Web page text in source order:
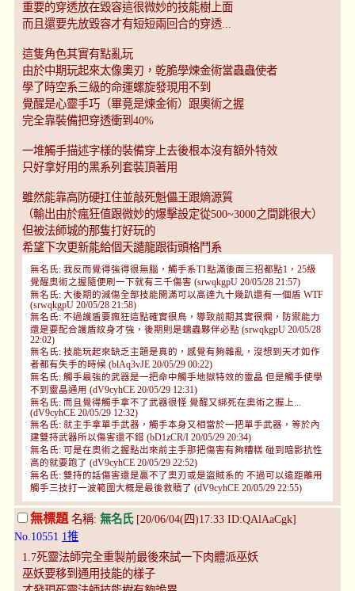
重要的穿透放在毀容這很微妙的技能樹上面
而且還要先放毀容才有短短兩回合的穿透...
這隻角色其實有點亂玩
由於中期玩起來太像奧刃，乾脆學煉金術當蟲蟲使者
學了時空系三級的命運螺旋發現用不到
覺醒是心靈手巧（畢竟是煉金術）跟奧術之握
完全靠裝備把穿透衝到40%
一堆觸手描述字樣的裝備穿上去後根本沒有額外特效
只好拿好用的黑系列套裝頂著用
雖然能靠高防硬扛住並敲死魁儡王跟熵源質
（輸出由於瘋狂值跟微妙的爆擊設定從500~3000之間跳很大）
但被法師城的那隻打好玩的
希望下次更新能給個天譴龍跟街頭格鬥系
無名氏: 我反而覺得強得很無腦，觸手系T1點滿後面三招都點1，25級
覺醒奧術之握隨便刷一下就有三千傷害 (srwqkgpU 20/05/28 21:57)
無名氏: 大後期的減傷全部技能開滿可以高達九十幾趴還有一個盾 WTF
(srwqkgpU 20/05/28 21:58)
無名氏: 不過護盾要瘋狂這點確實很鳥，導致前期其實很爛，防禦能力
還是要配合護盾紋身才強，後期則是蠕蟲夥伴必點 (srwqkgpU 20/05/28
22:02)
無名氏: 技能玩起來缺乏主題是真的，感覺有夠雜亂，沒想到天才如作
者都有失手的時候 (blAq3vJE 20/05/29 00:22)
無名氏: 觸手最強的武器是一把命中觸手地獄特效的靈晶 但是觸手使學
不到靈晶通用 (dV9cyhCE 20/05/29 12:31)
無名氏: 而且覺得觸手拿不了武器很怪 覺醒又綁死在奧術之握上...
(dV9cyhCE 20/05/29 12:32)
無名氏: 就主手拿單手武器，觸手本身又相當於一把單手武器，等於內
建雙持武器所以傷害還不錯 (bD1zCR/I 20/05/29 20:34)
無名氏: 可是在奧術之握點出來前主手那把傷害有夠糟糕 碰到暗影抗性
高的就要跑了 (dV9cyhCE 20/05/29 22:52)
無名氏: 雙持的話傷害還是贏不了奧刃或是盜賊系的 不過可以遠距離用
觸手三技打一波範圍大概是最後救贖了 (dV9cyhCE 20/05/29 22:55)
無標題名稱: 無名氏[20/06/04(四)17:33 ID:QAlAaCgk]
No.10551 1推
1.7死靈法師完全重製前最後來試一下肉體派巫妖
巫妖要移到通用技能的樣子